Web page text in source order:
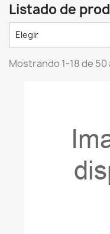
Listado de
Elegir
Mostrando 1-18 de